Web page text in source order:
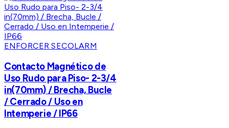
ENFORCER SECOLARM
Contacto Magnético de
Uso Rudo para Piso- 2-3/4
in(70mm) / Brecha, Bucle
/ Cerrado / Uso en
Intemperie / IP66